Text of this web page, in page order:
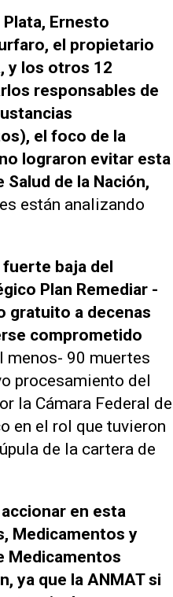
Ernesto
el propietario
y los otros 12
responsables de
el foco de la
lograron evitar esta
de la Nación,
están analizando
fuerte baja del
Plan Remediar -
gratuito a decenas
comprometido
menos- 90 muertes
procesamiento del
la Cámara Federal de
en el rol que tuvieron
de la cartera de
en esta
Medicamentos y
Medicamentos
ya que la ANMAT si